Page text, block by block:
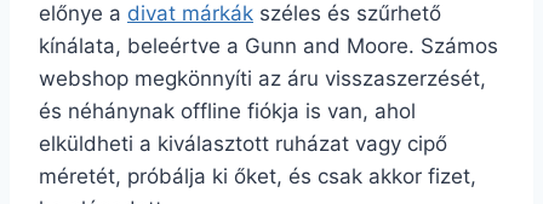
előnye a divat márkák széles és szűrhető
kínálata, beleértve a Gunn and Moore. Számos
webshop megkönnyíti az áru visszaszerzését,
és néhánynak offline fiókja is van, ahol
elküldheti a kiválasztott ruházat vagy cipő
méretét, próbálja ki őket, és csak akkor fizet,